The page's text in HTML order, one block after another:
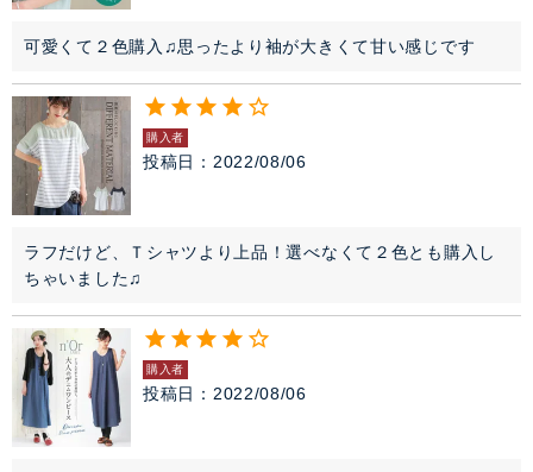
可愛くて２色購入♫思ったより袖が大きくて甘い感じです
購入者
投稿日 2022/08/06
ラフだけど、Ｔシャツより上品！選べなくて２色とも購入し
ちゃいました♫
購入者
投稿日 2022/08/06